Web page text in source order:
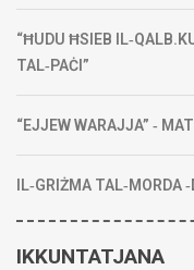
“ĦUDU ĦSIEB
TAL‑PAĊI”
“EJJEW WARAJJA” ‑
IL‑GRIŻMA TAL‑MORDA
IKKUNTATJANA